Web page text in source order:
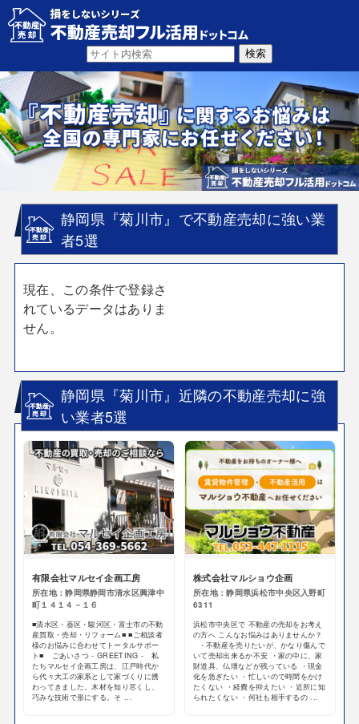
静岡県『菊川市』で不動産売却に強い業
者5選
現在、この条件で登録さ
れているデータはありま
せん。
静岡県『菊川市』近隣の不動産売却に強
い業者5選
有限会社マルセイ企画工房
所在地：静岡県静岡市清水区興津中
町１４１４－１６
■清水区・葵区・駿河区・富士市の不動
産買取・売却・リフォーム■ ■ご相談者
様のお悩みに合わせてトータルサポー
ト■ ごあいさつ - GREETING - 私
たちマルセイ企画工房は、江戸時代か
ら代々大工の家系として家づくりに携
わってきました。木材を知り尽くし、
巧みな技術で形にする。そ ...
株式会社マルショウ企画
所在地：静岡県浜松市中央区入野町
6311
浜松市中央区で 不動産の売却をお考え
の方へ こんなお悩みはありませんか？
・不動産を売りたいが、かなり傷んで
いて売却出来るか不安 ・家の中に、家
財道具、仏壇などが残っている ・現金
化を急ぎたい ・忙しいので時間をかけ
たくない ・経費を抑えたい ・近所に知
られたくない ・何社も相手するの ...